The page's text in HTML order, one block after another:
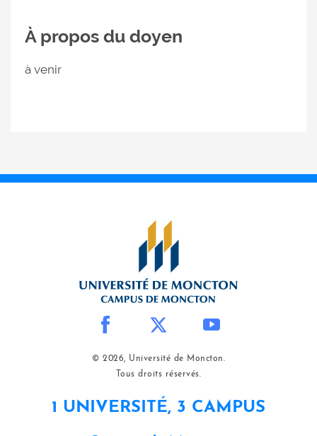
À propos du doyen
à venir
© 2026, Université de Moncton.
Tous droits réservés.
1 UNIVERSITÉ, 3 CAMPUS